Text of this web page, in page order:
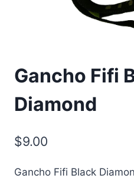
Gancho Fifi
Diamond
$9.00
Gancho Fifi Black